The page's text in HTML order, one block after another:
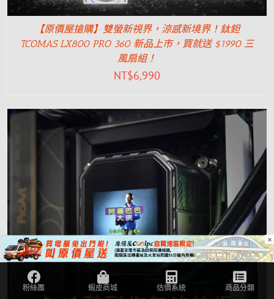
【原價屋搶購】雙螢新視界，涼感新境界！鈦鉭
TCOMAS LX800 PRO 360 新品上市，買就送 $1990 三
風扇組！
NT$6,990
×